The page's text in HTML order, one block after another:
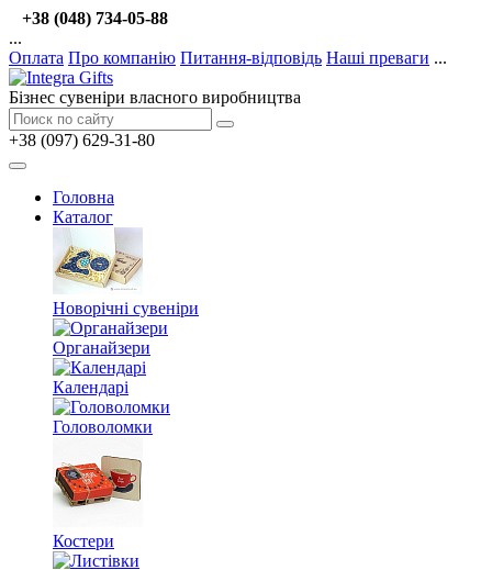
+38 (048) 734-05-88
...
Оплата Про компанію Питання-відповідь Наші преваги ...
Бізнес сувеніри власного виробництва
+38 (097) 629-31-80
Головна
Каталог
Новорічні сувеніри
Органайзери
Календарі
Головоломки
Костери